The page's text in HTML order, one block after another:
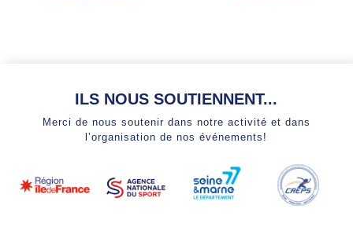
ILS NOUS SOUTIENNENT...
Merci de nous soutenir dans notre activité et dans
l’organisation de nos événements!